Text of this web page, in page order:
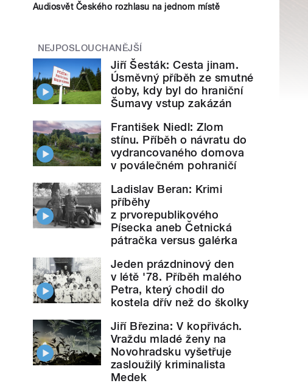
Audiosvět Českého rozhlasu na jednom místě
NEJPOSLOUCHANĚJŠÍ
Jiří Šesták: Cesta jinam.
Úsměvný příběh ze smutné
doby, kdy byl do hraniční
Šumavy vstup zakázán
František Niedl: Zlom
stínu. Příběh o návratu do
vydrancovaného domova
v poválečném pohraničí
Ladislav Beran: Krimi
příběhy
z prvorepublikového
Písecka aneb Četnická
pátračka versus galérka
Jeden prázdninový den
v létě '78. Příběh malého
Petra, který chodil do
kostela dřív než do školky
Jiří Březina: V kopřivách.
Vraždu mladé ženy na
Novohradsku vyšetřuje
zasloužilý kriminalista
Medek